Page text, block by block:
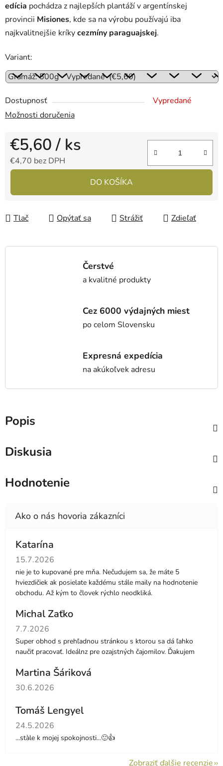
edícia pochádza z najlepších plantáží v argentínskej
provincii Misiones, kde sa na výrobu používajú iba
najkvalitnejšie kríkycezmíny paraguajskej.
Variant:
Dostupnosť
Vypredané
Možnosti doručenia
€5,60/ ks
€4,70 bez DPH
DO KOŠÍKA
Tlač Opýtať sa Strážiť Zdieľať
Čerstvé
a kvalitné produkty
Cez 6000 výdajných miest
po celom Slovensku
Expresná expedícia
na akúkoľvek adresu
Popis
Diskusia
Hodnotenie
Katarína
Hodnotenie obchodu je 5 z 5 hviezdičiek.
15.7.2026
nie je to kupované pre mňa. Nečudujem sa, že máte 5
hviezdičiek ak posielate každému stále maily na hodnotenie
obchodu. Až kým to človek rýchlo neodkliká.
Michal Zaťko
Hodnotenie obchodu je 5 z 5 hviezdičiek.
7.7.2026
Super obhod s prehľadnou stránkou s ktorou sa dá ľahko
naučiť pracovať. Ideálnz pre ozajstných čajomilov. Ďakujem
Martina Šáriková
Hodnotenie obchodu je 5 z 5 hviezdičiek.
30.6.2026
Tomáš Lengyel
Hodnotenie obchodu je 5 z 5 hviezdičiek.
24.5.2026
...stàle k mojej spokojnosti...🙂👍
Zobraziť ďalšie recenzie